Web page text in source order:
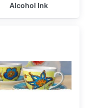
Alcohol Ink